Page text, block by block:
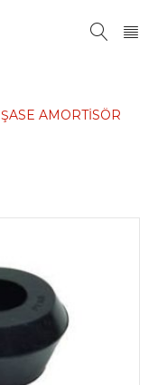
ŞASE AMORTİSÖR